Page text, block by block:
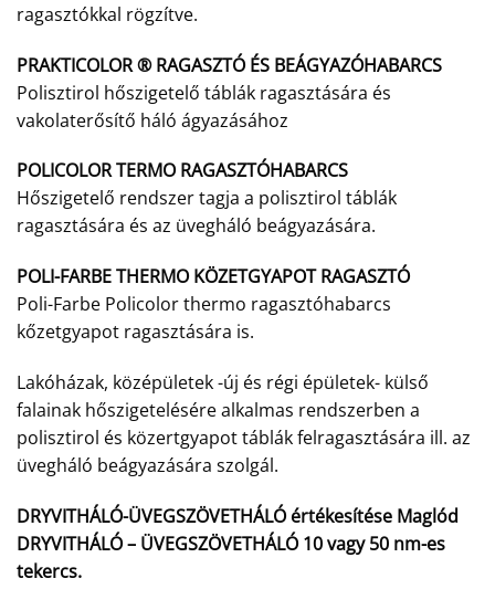
ragasztókkal rögzítve.
PRAKTICOLOR ® RAGASZTÓ ÉS BEÁGYAZÓHABARCS
Polisztirol hőszigetelő táblák ragasztására és
vakolaterősítő háló ágyazásához
POLICOLOR TERMO RAGASZTÓHABARCS
Hőszigetelő rendszer tagja a polisztirol táblák
ragasztására és az üvegháló beágyazására.
POLI-FARBE THERMO KÖZETGYAPOT RAGASZTÓ
Poli-Farbe Policolor thermo ragasztóhabarcs
kőzetgyapot ragasztására is.
Lakóházak, középületek -új és régi épületek- külső
falainak hőszigetelésére alkalmas rendszerben a
polisztirol és közertgyapot táblák felragasztására ill. az
üvegháló beágyazására szolgál.
DRYVITHÁLÓ-ÜVEGSZÖVETHÁLÓ értékesítése Maglód
DRYVITHÁLÓ – ÜVEGSZÖVETHÁLÓ 10 vagy 50 nm-es
tekercs.